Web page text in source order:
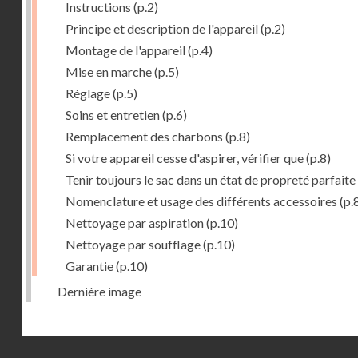
Instructions (p.2)
Principe et description de l'appareil(p.2)
Montage de l'appareil(p.4)
Mise en marche(p.5)
Réglage(p.5)
Soins et entretien(p.6)
Remplacement des charbons (p.8)
Si votre appareil cesse d'aspirer, vérifier que(p.8)
Tenir toujours le sac dans un état de propreté parfaite
Nomenclature et usage des différents accessoires
Nettoyage par aspiration(p.10)
Nettoyage par soufflage(p.10)
Garantie(p.10)
Dernière image